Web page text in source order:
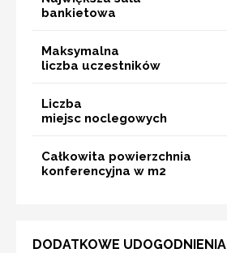
bankietowa
Maksymalna
liczba uczestników
Liczba
miejsc noclegowych
Całkowita powierzchnia
konferencyjna w m2
DODATKOWE UDOGODNIENIA